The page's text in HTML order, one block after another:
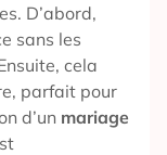
D’abord,
sans les
cela
parfait pour
d’un mariage